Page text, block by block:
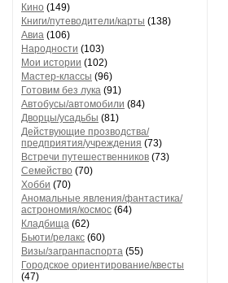
Кино (149)
Книги/путеводители/карты (138)
Авиа (106)
Народности (103)
Мои истории (102)
Мастер-классы (96)
Готовим без лука (91)
Автобусы/автомобили (84)
Дворцы/усадьбы (81)
Действующие прозводства/
предприятия/учреждения (73)
Встречи путешественников (73)
Семейство (70)
Хобби (70)
Аномальные явления/фантастика/
астрономия/космос (64)
Кладбища (62)
Бьюти/релакс (60)
Визы/загранпаспорта (55)
Городское ориентирование/квесты
(47)